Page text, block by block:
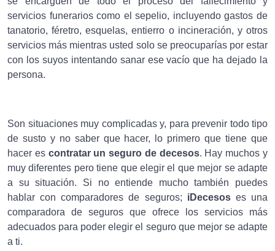
servicios funerarios como el sepelio, incluyendo gastos de
tanatorio, féretro, esquelas, entierro o incineración, y otros
servicios más mientras usted solo se preocuparías por estar
con los suyos intentando sanar ese vacío que ha dejado la
persona.
Son situaciones muy complicadas y, para prevenir todo tipo
de susto y no saber que hacer, lo primero que tiene que
hacer es contratar un seguro de decesos. Hay muchos y
muy diferentes pero tiene que elegir el que mejor se adapte
a su situación. Si no entiende mucho también puedes
hablar con comparadores de seguros; iDecesos es una
comparadora de seguros que ofrece los servicios más
adecuados para poder elegir el seguro que mejor se adapte
a ti.